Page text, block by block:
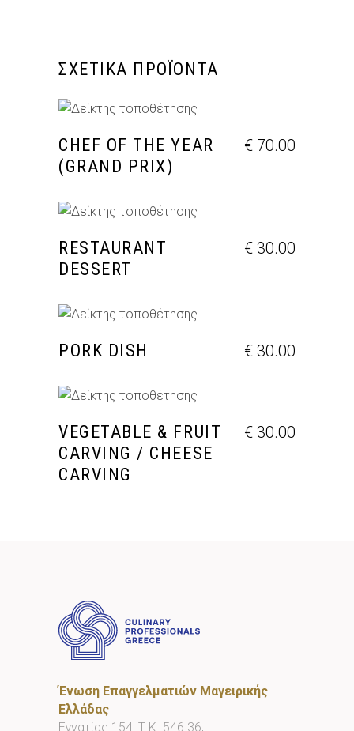
ΣΧΕΤΙΚΆ ΠΡΟΪΌΝΤΑ
ΠΡΟΣΘΉΚΗ ΣΤΟ ΚΑΛΆΘΙ
CHEF OF THE YEAR
(GRAND PRIX)
€ 70.00
ΠΡΟΣΘΉΚΗ ΣΤΟ ΚΑΛΆΘΙ
RESTAURANT
DESSERT
€ 30.00
ΠΡΟΣΘΉΚΗ ΣΤΟ ΚΑΛΆΘΙ
PORK DISH € 30.00
ΠΡΟΣΘΉΚΗ ΣΤΟ ΚΑΛΆΘΙ
VEGETABLE & FRUIT
CARVING / CHEESE
CARVING
€ 30.00
Ένωση Επαγγελματιών Μαγειρικής
Ελλάδας
Εγνατίας 154, Τ.Κ. 546 36,